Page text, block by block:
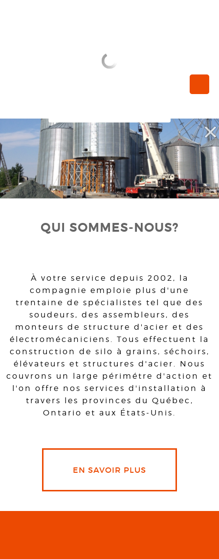
QUI SOMMES-NOUS?
À votre service depuis 2002, la
compagnie emploie plus d'une
trentaine de spécialistes tel que des
soudeurs, des assembleurs, des
monteurs de structure d'acier et des
électromécaniciens. Tous effectuent la
construction de silo à grains, séchoirs,
élévateurs et structures d'acier. Nous
couvrons un large périmétre d'action et
l'on offre nos services d'installation à
travers les provinces du Québec,
Ontario et aux États-Unis.
EN SAVOIR PLUS